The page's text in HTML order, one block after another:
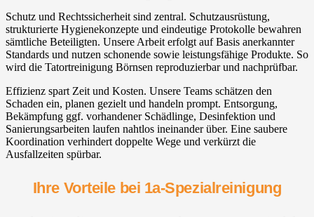
Schutz und Rechtssicherheit sind zentral. Schutzausrüstung,
strukturierte Hygienekonzepte und eindeutige Protokolle bewahren
sämtliche Beteiligten. Unsere Arbeit erfolgt auf Basis anerkannter
Standards und nutzen schonende sowie leistungsfähige Produkte. So
wird die Tatortreinigung Börnsen reproduzierbar und nachprüfbar.
Effizienz spart Zeit und Kosten. Unsere Teams schätzen den
Schaden ein, planen gezielt und handeln prompt. Entsorgung,
Bekämpfung ggf. vorhandener Schädlinge, Desinfektion und
Sanierungsarbeiten laufen nahtlos ineinander über. Eine saubere
Koordination verhindert doppelte Wege und verkürzt die
Ausfallzeiten spürbar.
Ihre Vorteile bei 1a-Spezialreinigung